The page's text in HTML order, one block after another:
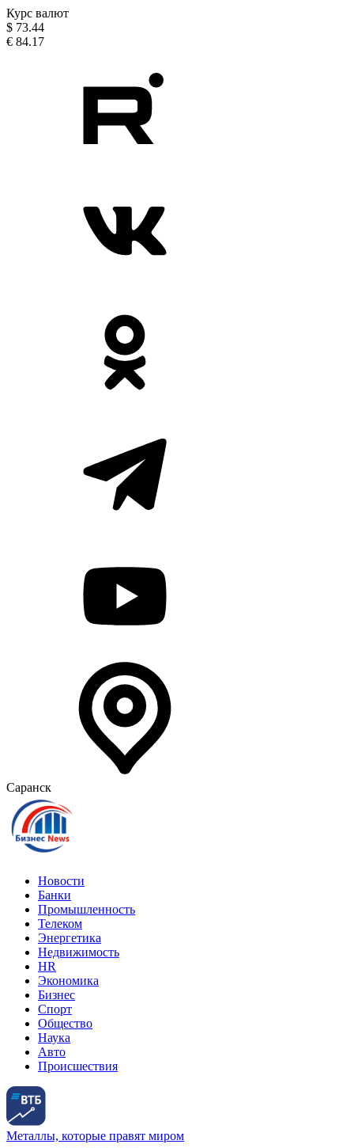
Курс валют
$ 73.44
€ 84.17
Саранск
Новости
Банки
Промышленность
Телеком
Энергетика
Недвижимость
HR
Экономика
Бизнес
Спорт
Общество
Наука
Авто
Происшествия
Металлы, которые правят миром